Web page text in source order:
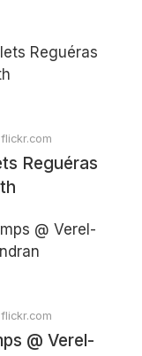
Reguéras
@ Verel-